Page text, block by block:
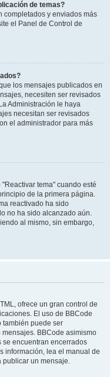
de temas?
completados y enviados más
el Panel de Control de
los mensajes publicados en
necesiten ser revisados
Administración le haya
necesitan ser revisados
el administrador para más
tema" cuando esté
de la primera página.
reactivado ha sido
no ha sido alcanzado aún.
al mismo, sin embargo,
ofrece un gran control de
El uso de BBCode
también puede ser
BBCode asimismo
se encuentran encerrados
información, lea el manual de
publicar un mensaje.